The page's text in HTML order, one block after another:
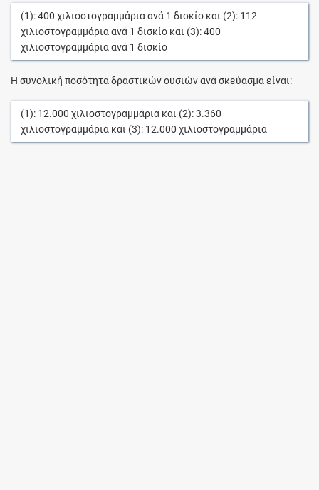
(1):400 χιλιοστογραμμάριαανά 1 δισκίο και (2): 112
χιλιοστογραμμάριαανά 1 δισκίο και (3):400
χιλιοστογραμμάριαανά 1 δισκίο
Η συνολική ποσότητα δραστικών ουσιών ανά σκεύασμα είναι:
(1): 12.000 χιλιοστογραμμάρια και (2):3.360
χιλιοστογραμμάρια και (3): 12.000 χιλιοστογραμμάρια